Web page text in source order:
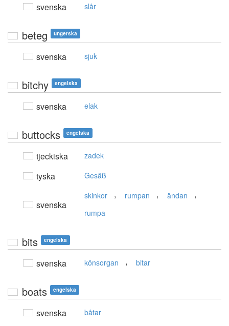
svenska slår
beteg ungerska
svenska sjuk
bitchy engelska
svenska elak
buttocks engelska
tjeckiska zadek
tyska Gesäß
svenska
skinkor , rumpan , ändan ,
rumpa
bits engelska
svenska könsorgan , bitar
boats engelska
svenska båtar